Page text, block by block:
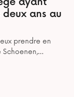
ans au
prendre en
Schoenen,